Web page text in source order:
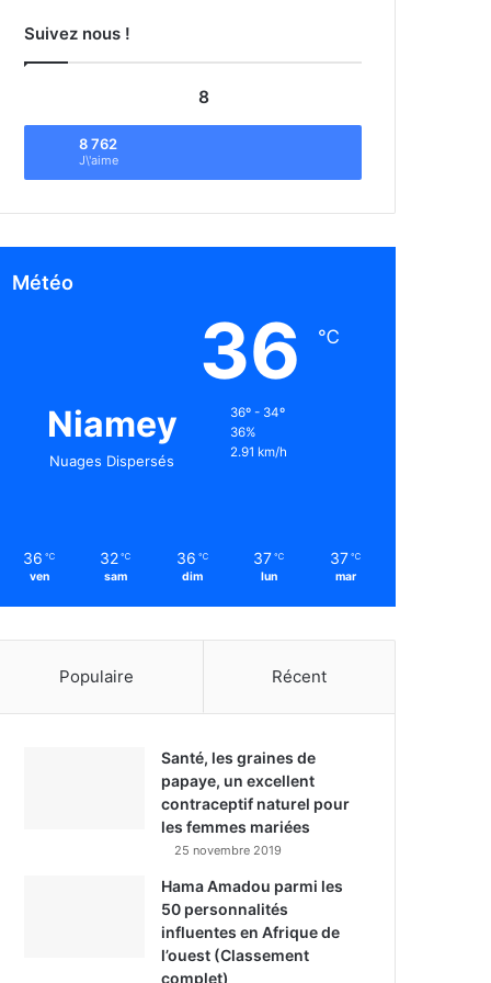
Suivez nous !
8
8 762
J\'aime
Météo
Niamey
Nuages Dispersés
36 ℃
36º - 34º
36%
2.91 km/h
36 ℃
ven
32 ℃
sam
36 ℃
dim
37 ℃
lun
37 ℃
mar
Populaire Récent
Santé, les graines de
papaye, un excellent
contraceptif naturel pour
les femmes mariées
25 novembre 2019
Hama Amadou parmi les
50 personnalités
influentes en Afrique de
l’ouest (Classement
complet)